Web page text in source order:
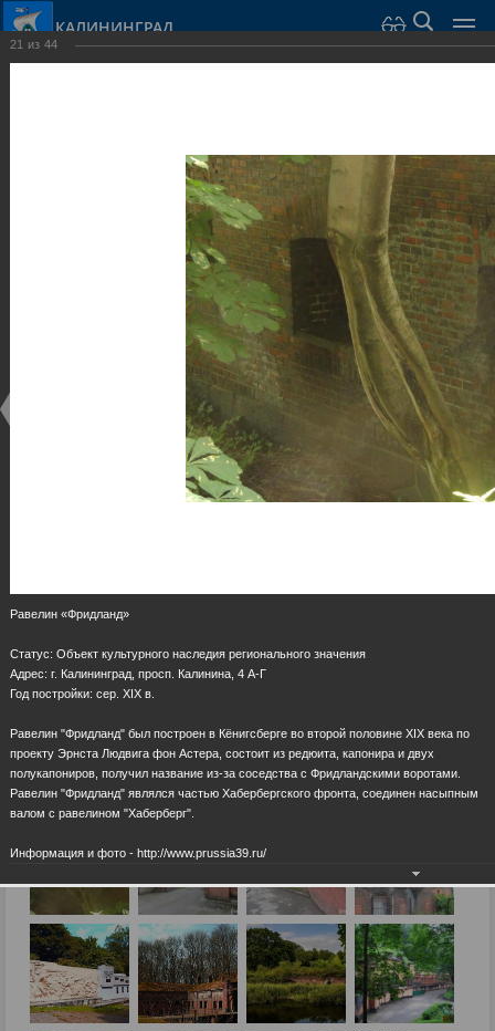
КАЛИНИНГРАД
Оборонительные сооружения и городские ворота
Оборонительные сооружения и городские ворота
21 из 44
Равелин «Фридланд»
Статус: Объект культурного наследия регионального значения
Адрес: г. Калининград, просп. Калинина, 4 А-Г
Год постройки: сер. ХIХ в.
Равелин "Фридланд" был построен в Кёнигсберге во второй половине XIX века по
проекту Эрнста Людвига фон Астера, состоит из редюита, капонира и двух
полукапониров, получил название из-за соседства с Фридландскими воротами.
Равелин "Фридланд" являлся частью Хабербергского фронта, соединен насыпным
валом с равелином "Хаберберг".
Информация и фото - http://www.prussia39.ru/